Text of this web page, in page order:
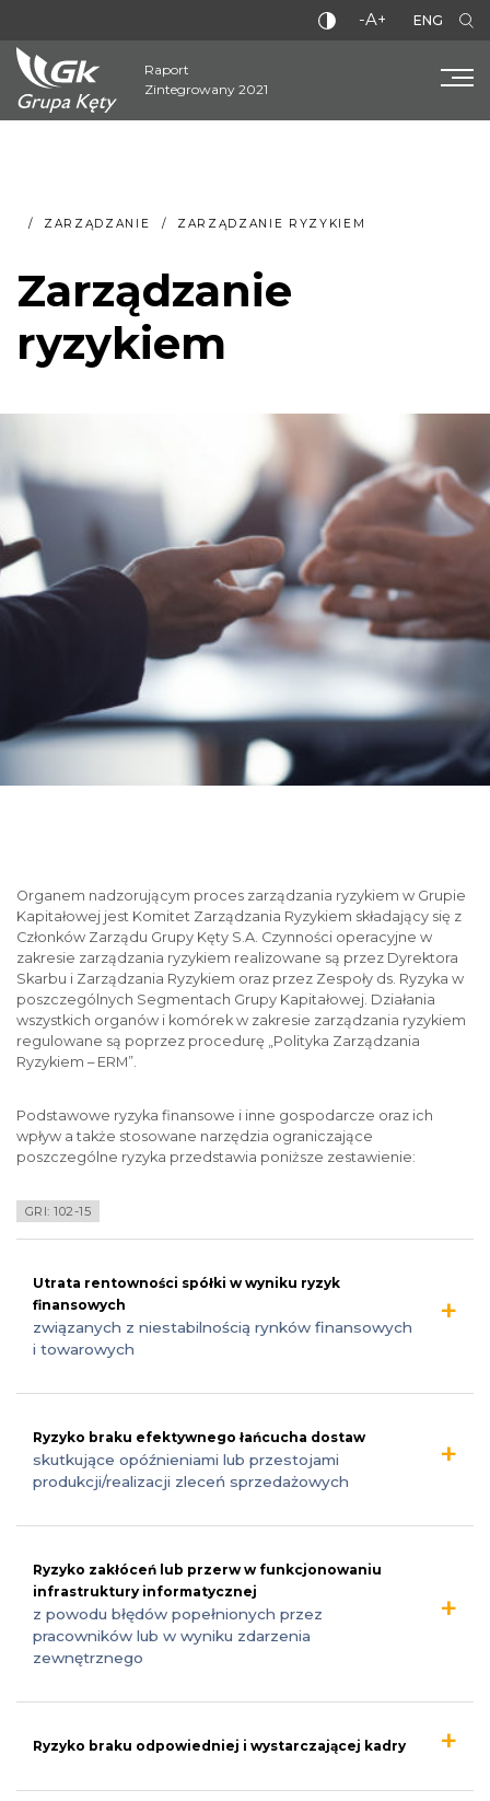
-A+ ENG
Raport
Zintegrowany 2021
ZARZĄDZANIE ZARZĄDZANIE RYZYKIEM
Zarządzanie
ryzykiem
Organem nadzorującym proces zarządzania ryzykiem w Grupie
Kapitałowej jest Komitet Zarządzania Ryzykiem składający się z
Członków Zarządu Grupy Kęty S.A. Czynności operacyjne w
zakresie zarządzania ryzykiem realizowane są przez Dyrektora
Skarbu i Zarządzania Ryzykiem oraz przez Zespoły ds. Ryzyka w
poszczególnych Segmentach Grupy Kapitałowej. Działania
wszystkich organów i komórek w zakresie zarządzania ryzykiem
regulowane są poprzez procedurę „Polityka Zarządzania
Ryzykiem – ERM”.
Podstawowe ryzyka finansowe i inne gospodarcze oraz ich
wpływ a także stosowane narzędzia ograniczające
poszczególne ryzyka przedstawia poniższe zestawienie:
GRI: 102-15
Utrata rentowności spółki w wyniku ryzyk
finansowych
związanych z niestabilnością rynków finansowych
i towarowych
Ryzyko braku efektywnego łańcucha dostaw
skutkujące opóźnieniami lub przestojami
produkcji/realizacji zleceń sprzedażowych
Ryzyko zakłóceń lub przerw w funkcjonowaniu
infrastruktury informatycznej
z powodu błędów popełnionych przez
pracowników lub w wyniku zdarzenia
zewnętrznego
Ryzyko braku odpowiedniej i wystarczającej kadry